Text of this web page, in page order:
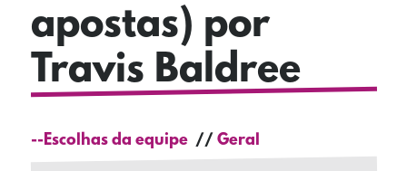
apostas) por
Travis Baldree
--Escolhas da equipe Geral